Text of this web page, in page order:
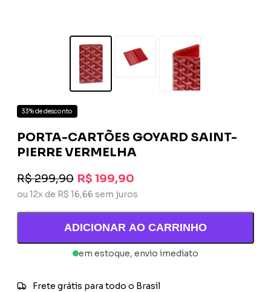
33% de desconto
PORTA-CARTÕES GOYARD SAINT-
PIERRE VERMELHA
R$ 299,90 R$ 199,90
ou 12x de R$ 16,66 sem juros
ADICIONAR AO CARRINHO
em estoque, envio imediato
Frete grátis para todo o Brasil